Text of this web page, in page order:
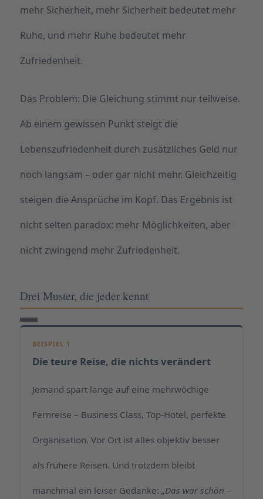
mehr Sicherheit, mehr Sicherheit bedeutet mehr
Ruhe, und mehr Ruhe bedeutet mehr
Zufriedenheit.
Das Problem: Die Gleichung stimmt nur teilweise.
Ab einem gewissen Punkt steigt die
Lebenszufriedenheit durch zusätzliches Geld nur
noch langsam – oder gar nicht mehr. Gleichzeitig
steigen die Ansprüche im Kopf. Das Ergebnis ist
nicht selten paradox: mehr Möglichkeiten, aber
nicht zwingend mehr Zufriedenheit.
Drei Muster, die jeder kennt
BEISPIEL 1
Die teure Reise, die nichts verändert
Jemand spart lange auf eine mehrwöchige
Fernreise – Business Class, Top-Hotel, perfekte
Organisation. Vor Ort ist alles objektiv besser
als frühere Reisen. Und trotzdem bleibt
manchmal ein leiser Gedanke: „Das war schön –